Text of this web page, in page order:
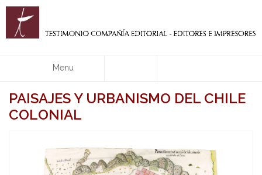
Menu
PAISAJES Y URBANISMO DEL CHILE
COLONIAL